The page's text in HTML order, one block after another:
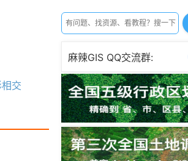
交
麻辣GIS QQ交流群: